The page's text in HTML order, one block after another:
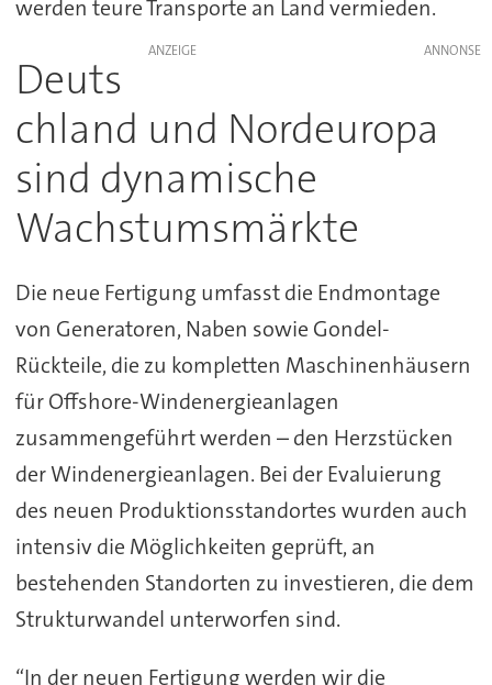
werden teure Transporte an Land vermieden.
ANZEIGE
Deuts
chland und Nordeuropa
sind dynamische
Wachstumsmärkte
Die neue Fertigung umfasst die Endmontage
von Generatoren, Naben sowie Gondel-
Rückteile, die zu kompletten Maschinenhäusern
für Offshore-Windenergieanlagen
zusammengeführt werden – den Herzstücken
der Windenergieanlagen. Bei der Evaluierung
des neuen Produktionsstandortes wurden auch
intensiv die Möglichkeiten geprüft, an
bestehenden Standorten zu investieren, die dem
Strukturwandel unterworfen sind.
“In der neuen Fertigung werden wir die